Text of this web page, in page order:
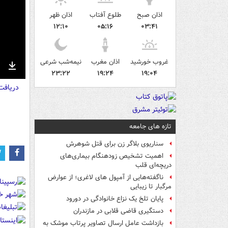
اذان صبح
۰۳:۴۱
طلوع آفتاب
۰۵:۱۶
اذان ظهر
۱۲:۱۰
غروب خورشید
۱۹:۰۴
اذان مغرب
۱۹:۲۴
نیمه‌شب شرعی
۲۳:۲۲
تازه های جامعه
سناریوی بلاگر زن برای قتل شوهرش
اهمیت تشخیص زودهنگام بیماری‌های
دریچه‌ای قلب
ناگفته‌هایی از آمپول های لاغری؛ از عوارض
مرگبار تا زیبایی
پایان تلخ یک نزاع خانوادگی در دورود
دستگیری قاضی قلابی در مازندران
بازداشت عامل ارسال تصاویر پرتاب موشک به